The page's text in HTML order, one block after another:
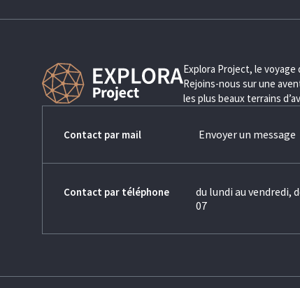
Explora Project, le
Rejoins-nous sur une
les plus beaux terrains
Contact par mail Envoyer un message
Contact par téléphone
du lundi au vendredi,
07